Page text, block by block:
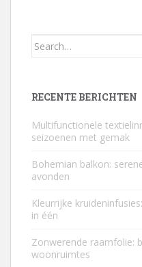
Search
RECENTE BERICHTEN
Multifunctionele
seizoenen met gemak
Bohemian balkon:
avonden
Kleurrijke
in één
Zonwerende raamfolie:
woonruimtes